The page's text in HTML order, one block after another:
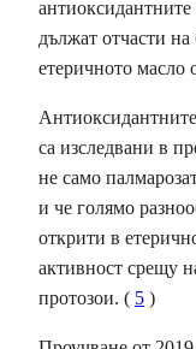
дължат отчасти
етеричното масло
са изследвани в
не само
и че голямо
открити в
активност срещу
протозои. ( 5 )